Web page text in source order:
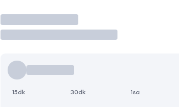
İşlem Yap
15dk 30dk 1sa